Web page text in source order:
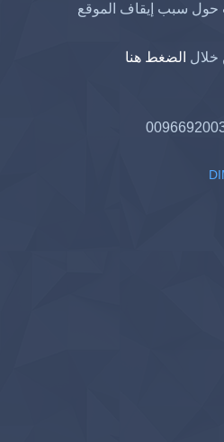
حول سبب إيقاف الموقع
خلال الضغط هنا